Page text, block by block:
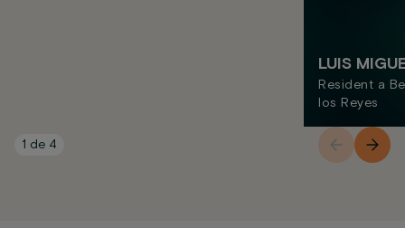
LUIS
Resident a
los Reyes
1 de 4